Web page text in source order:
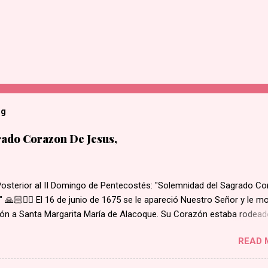
Corazon De Jesus,
al II Domingo de Pentecostés: "Solemnidad del Sagrado
🙏🏻❤️‍🔥 El 16 de junio de 1675 se le apareció Nuestro Señor y le
a Santa Margarita María de Alacoque. Su Corazón estaba
interior de su corazón, salía una cruz. Santa Margarita escuchó
decir: "He aquí el Corazón que tanto ha amado a los
READ